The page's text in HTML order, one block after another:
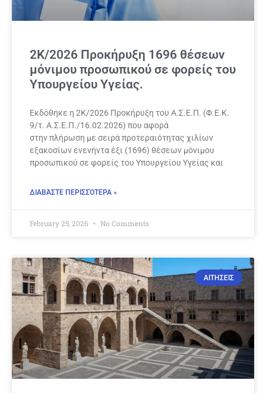
2Κ/2026 Προκήρυξη 1696 θέσεων
μόνιμου προσωπικού σε φορείς του
Υπουργείου Υγείας.
Εκδόθηκε η 2Κ/2026 Προκήρυξη του Α.Σ.Ε.Π. (Φ.Ε.Κ.
9/τ. Α.Σ.Ε.Π./16.02.2026) που αφορά
στην πλήρωση με σειρά προτεραιότητας χιλίων
εξακοσίων ενενήντα έξι (1696) θέσεων μόνιμου
προσωπικού σε φορείς του Υπουργείου Υγείας και
ΔΙΑΒΆΣΤΕ ΠΕΡΙΣΣΌΤΕΡΑ »
February 25, 2026 No Comments
ΑΙΤΗΣΕΙΣ